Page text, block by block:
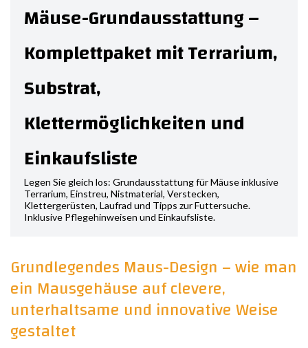
Mäuse-Grundausstattung –
Komplettpaket mit Terrarium,
Substrat,
Klettermöglichkeiten und
Einkaufsliste
Legen Sie gleich los: Grundausstattung für Mäuse inklusive
Terrarium, Einstreu, Nistmaterial, Verstecken,
Klettergerüsten, Laufrad und Tipps zur Futtersuche.
Inklusive Pflegehinweisen und Einkaufsliste.
Grundlegendes Maus-Design – wie man
ein Mausgehäuse auf clevere,
unterhaltsame und innovative Weise
gestaltet